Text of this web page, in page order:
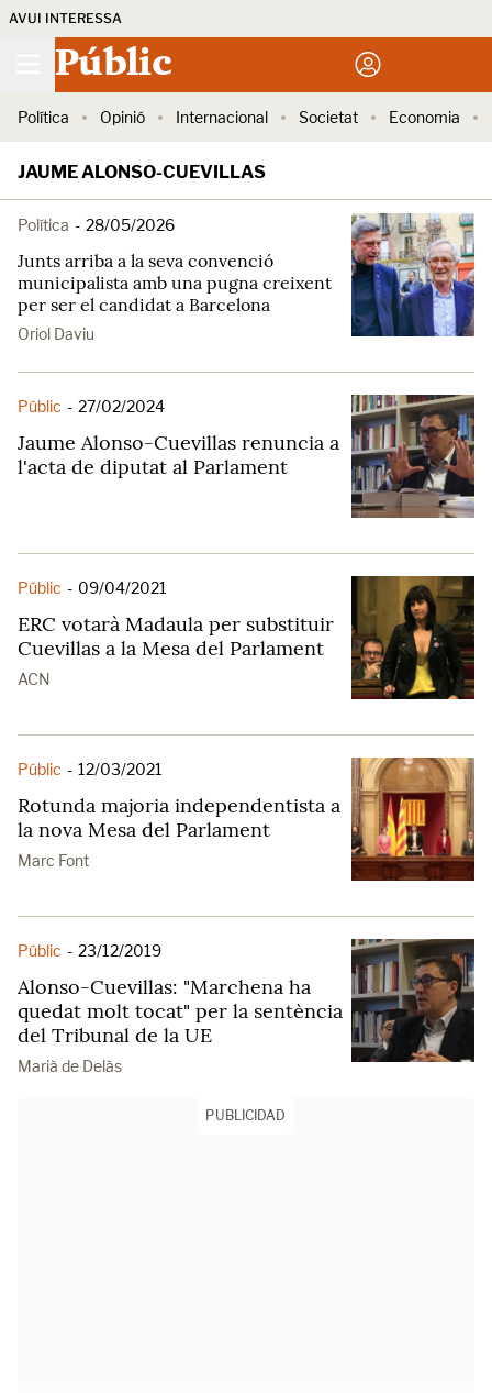
AVUI INTERESSA
Públic
Política Opinió Internacional Societat Economia
JAUME ALONSO-CUEVILLAS
Política - 28/05/2026
Junts arriba a la seva convenció
municipalista amb una pugna creixent
per ser el candidat a Barcelona
Oriol Daviu
Públic - 27/02/2024
Jaume Alonso-Cuevillas renuncia a
l'acta de diputat al Parlament
Públic - 09/04/2021
ERC votarà Madaula per substituir
Cuevillas a la Mesa del Parlament
ACN
Públic - 12/03/2021
Rotunda majoria independentista a
la nova Mesa del Parlament
Marc Font
Públic - 23/12/2019
Alonso-Cuevillas: "Marchena ha
quedat molt tocat" per la sentència
del Tribunal de la UE
Marià de Delàs
PUBLICIDAD